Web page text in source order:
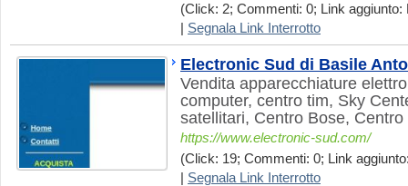
(Click: 2; Commenti: 0; Link aggiunto:
Segnala Link Interrotto
Electronic Sud di Basile
Vendita apparecchiature
computer, centro tim, Sky
satellitari, Centro Bose,
https://www.electronic-sud.com/
(Click: 19; Commenti: 0; Link
Segnala Link Interrotto